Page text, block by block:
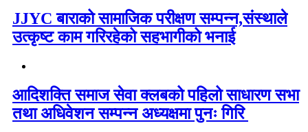
JJYC बाराको सामाजिक परीक्षण सम्पन्न,संस्थाले
उत्कृष्ट काम गरिरहेको सहभागीको भनाई
आदिशक्ति समाज सेवा क्लबको पहिलो साधारण सभा
तथा अधिवेशन सम्पन्न अध्यक्षमा पुनः गिरि